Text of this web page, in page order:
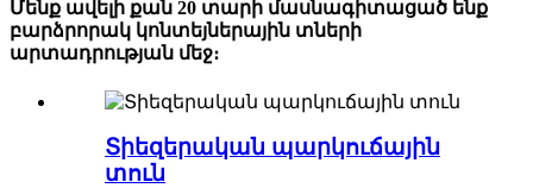
Մենք ավելի քան 20 տարի մասնագիտացած ենք
բարձրորակ կոնտեյներային տների
արտադրության մեջ։
Տիեզերական պարկուճային
տուն